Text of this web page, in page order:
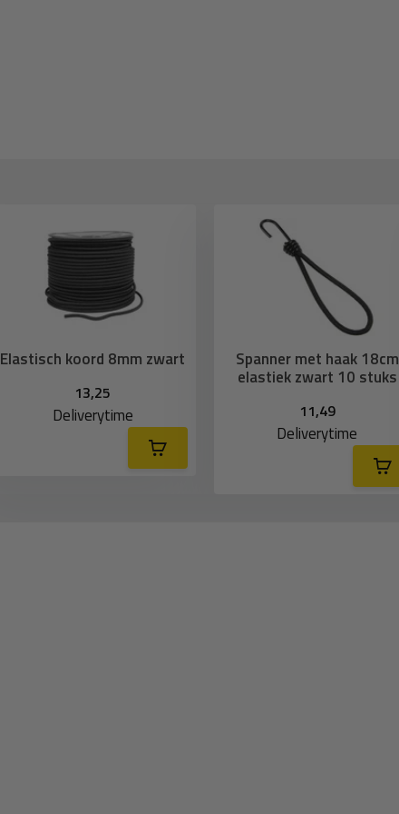
Elastisch koord 8mm zwart
13,25
Deliverytime
Spanner met haak 18cm
elastiek zwart 10 stuks
11,49
Deliverytime